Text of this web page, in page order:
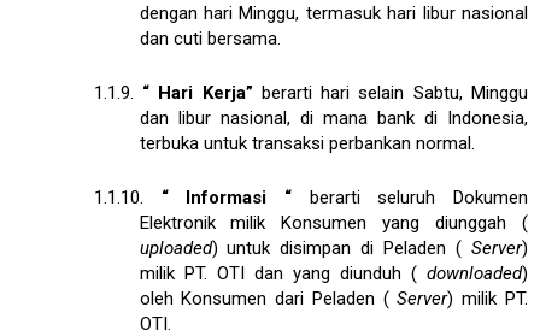
dengan hari Minggu, termasuk hari libur nasional
dan cuti bersama.
1.1.9. “ Hari Kerja” berarti hari selain Sabtu, Minggu
dan libur nasional, di mana bank di Indonesia,
terbuka untuk transaksi perbankan normal.
1.1.10. “ Informasi “
berarti seluruh Dokumen
Elektronik milik Konsumen yang diunggah (
uploaded) untuk disimpan di Peladen ( Server)
milik PT. OTI dan yang diunduh ( downloaded)
oleh Konsumen dari Peladen (Server) milik PT.
OTI.